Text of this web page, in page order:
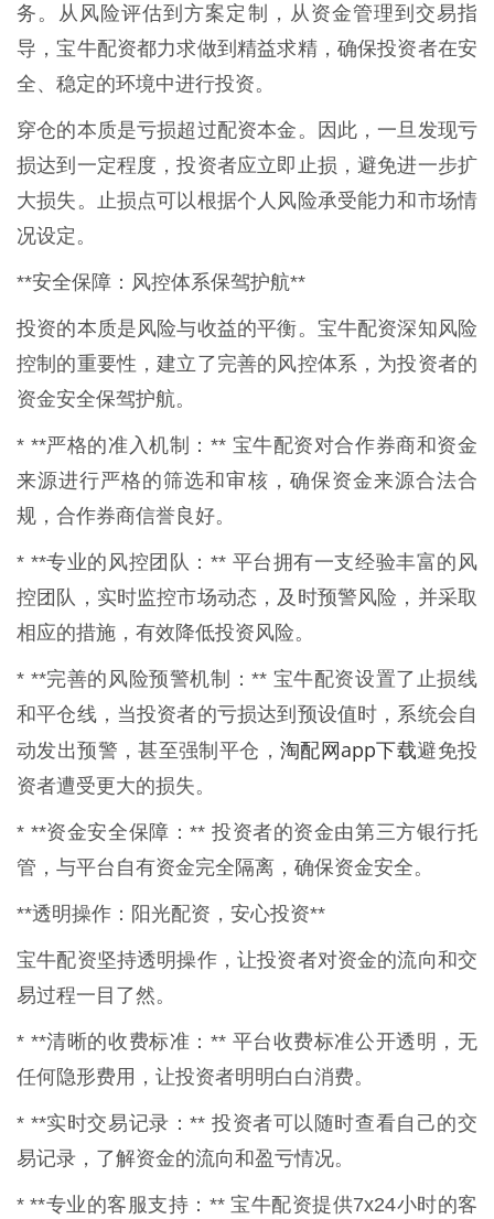
务。从风险评估到方案定制，从资金管理到交易指
导，宝牛配资都力求做到精益求精，确保投资者在安
全、稳定的环境中进行投资。
穿仓的本质是亏损超过配资本金。因此，一旦发现亏
损达到一定程度，投资者应立即止损，避免进一步扩
大损失。止损点可以根据个人风险承受能力和市场情
况设定。
**安全保障：风控体系保驾护航**
投资的本质是风险与收益的平衡。宝牛配资深知风险
控制的重要性，建立了完善的风控体系，为投资者的
资金安全保驾护航。
* **严格的准入机制：** 宝牛配资对合作券商和资金
来源进行严格的筛选和审核，确保资金来源合法合
规，合作券商信誉良好。
* **专业的风控团队：** 平台拥有一支经验丰富的风
控团队，实时监控市场动态，及时预警风险，并采取
相应的措施，有效降低投资风险。
* **完善的风险预警机制：** 宝牛配资设置了止损线
和平仓线，当投资者的亏损达到预设值时，系统会自
动发出预警，甚至强制平仓， 淘配网app下载避免投
资者遭受更大的损失。
* **资金安全保障：** 投资者的资金由第三方银行托
管，与平台自有资金完全隔离，确保资金安全。
**透明操作：阳光配资，安心投资**
宝牛配资坚持透明操作，让投资者对资金的流向和交
易过程一目了然。
* **清晰的收费标准：** 平台收费标准公开透明，无
任何隐形费用，让投资者明明白白消费。
* **实时交易记录：** 投资者可以随时查看自己的交
易记录，了解资金的流向和盈亏情况。
* **专业的客服支持：** 宝牛配资提供7x24小时的客